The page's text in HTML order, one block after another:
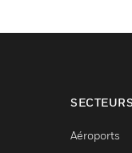
SECTEURS
Aéroports